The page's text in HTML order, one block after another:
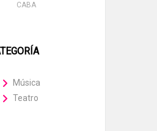
CABA
Música
Teatro